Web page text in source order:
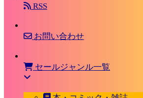
RSS
お問い合わせ
セールジャンル一覧